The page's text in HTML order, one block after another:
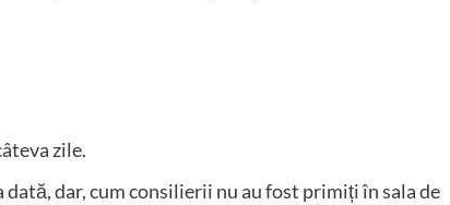
zile.
dar, cum consilierii nu au fost primiți în sala de